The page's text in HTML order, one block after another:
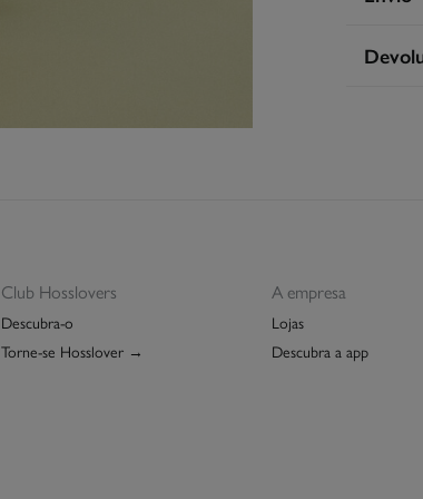
Club Hosslovers
Descubra-o
Torne-se Hosslover →
A empresa
Lojas
Descubra a app